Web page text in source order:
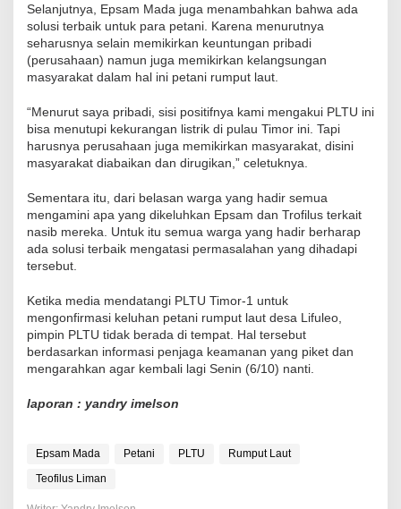
Selanjutnya, Epsam Mada juga menambahkan bahwa ada
solusi terbaik untuk para petani. Karena menurutnya
seharusnya selain memikirkan keuntungan pribadi
(perusahaan) namun juga memikirkan kelangsungan
masyarakat dalam hal ini petani rumput laut.
“Menurut saya pribadi, sisi positifnya kami mengakui PLTU ini
bisa menutupi kekurangan listrik di pulau Timor ini. Tapi
harusnya perusahaan juga memikirkan masyarakat, disini
masyarakat diabaikan dan dirugikan,” celetuknya.
Sementara itu, dari belasan warga yang hadir semua
mengamini apa yang dikeluhkan Epsam dan Trofilus terkait
nasib mereka. Untuk itu semua warga yang hadir berharap
ada solusi terbaik mengatasi permasalahan yang dihadapi
tersebut.
Ketika media mendatangi PLTU Timor-1 untuk
mengonfirmasi keluhan petani rumput laut desa Lifuleo,
pimpin PLTU tidak berada di tempat. Hal tersebut
berdasarkan informasi penjaga keamanan yang piket dan
mengarahkan agar kembali lagi Senin (6/10) nanti.
laporan : yandry imelson
Epsam Mada Petani PLTU
Rumput Laut
Teofilus Liman